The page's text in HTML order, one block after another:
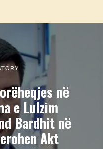
në
e Lulzim
Bardhit në
Akt